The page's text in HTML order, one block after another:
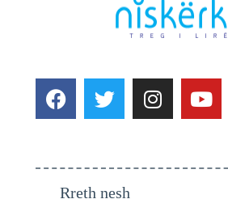
Rreth nesh